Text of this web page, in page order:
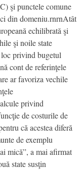
şi punctele comune
din domeniu.rnrnAtât
echilibrată şi
şi noile state
privind bugetul
cont de referinţele
ar favoriza vechile
privind
de costurile de
că acestea diferă
de exemplu
mică”, a mai afirmat
state susţin